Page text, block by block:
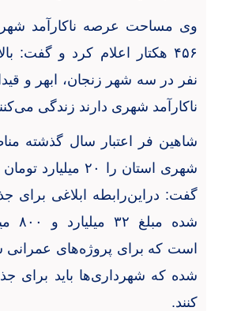
وی مساحت عرصه ناکارآمد
۴۵۶ هکتار اعلام کرد و گفت:
نفر در سه شهر زنجان، ابهر و
ناکارآمد شهری دارند زندگی
شاهین فر اعتبار سال گذشته
شهری استان را
۲۰ میلیارد
گفت: دراین‌رابطه ابلاغی برای
شده مبلغ ۳۲ میلیارد و ۸۰۰
است که برای پروژه‌های
شده که شهرداری‌ها باید برای
کنند.